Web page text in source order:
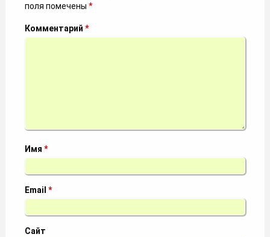
поля помечены *
Комментарий *
Имя *
Email *
Сайт